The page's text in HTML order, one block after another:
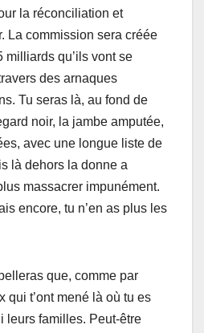
la réconciliation et
La commission sera créée
milliards qu’ils vont se
des arnaques
Tu seras là, au fond de
noir, la jambe amputée,
avec une longue liste de
là dehors la donne a
massacrer impunément.
encore, tu n’en as plus les
que, comme par
qui t’ont mené là où tu es
leurs familles. Peut-être